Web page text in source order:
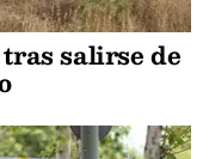
salirse de